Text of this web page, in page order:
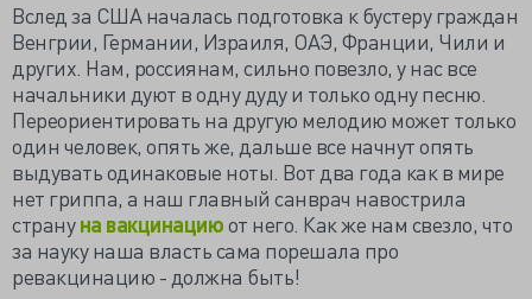
Вслед за США началась подготовка к бустеру граждан
Венгрии, Германии, Израиля, ОАЭ, Франции, Чили и
других. Нам, россиянам, сильно повезло, у нас все
начальники дуют в одну дуду и только одну песню.
Переориентировать на другую мелодию может только
один человек, опять же, дальше все начнут опять
выдувать одинаковые ноты. Вот два года как в мире
нет гриппа, а наш главный санврач навострила
странуна вакцинациюот него. Как же нам свезло, что
за науку наша власть сама порешала про
ревакцинацию - должна быть!